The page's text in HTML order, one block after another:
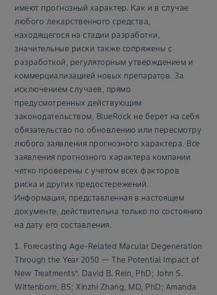
имеют прогнозный характер. Как и в случае
любого лекарственного средства,
находящегося на стадии разработки,
значительные риски также сопряжены с
разработкой, регуляторным утверждением и
коммерциализацией новых препаратов. За
исключением случаев, прямо
предусмотренных действующим
законодательством, BlueRock не берет на себя
обязательство по обновлению или пересмотру
любого заявления прогнозного характера. Все
заявления прогнозного характера компании
четко проверены с учетом всех факторов
риска и других предостережений.
Информация, представленная в настоящем
документе, действительна только по состоянию
на дату его составления.
1. Forecasting Age-Related Macular Degeneration
Through the Year 2050 — The Potential Impact of
New Treatments”. David B. Rein, PhD; John S.
Wittenborn, BS; Xinzhi Zhang, MD, PhD; Amanda